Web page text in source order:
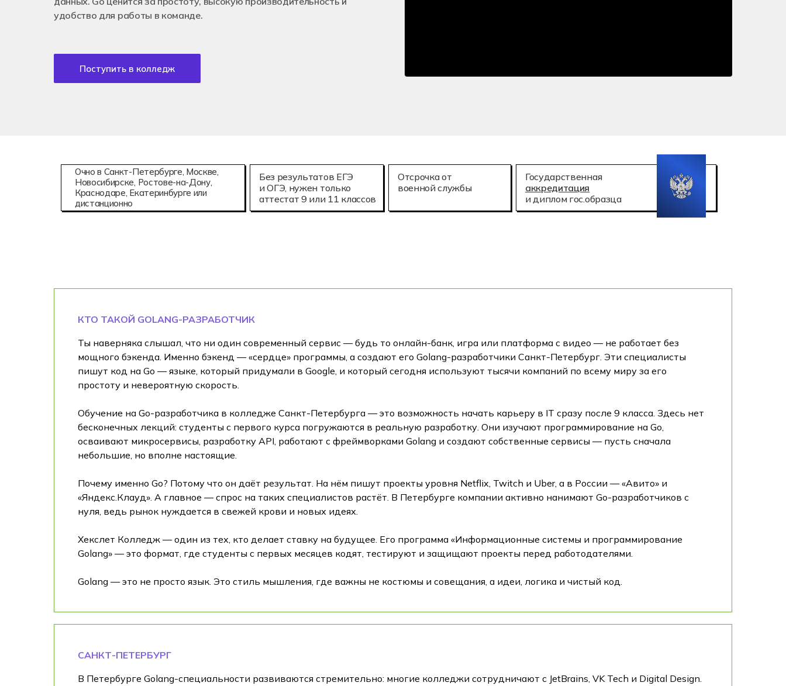
удобство для работы в команде.
Поступить в колледж
Государственная
аккредитация
и диплом гос.образца
Отсрочка от
военной службы
Без результатов ЕГЭ
и ОГЭ, нужен только
аттестат 9 или 11 классов
Очно в Санкт-Петербурге, Москве,
Новосибирске, Ростове-на-Дону,
Краснодаре, Екатеринбурге или
дистанционно
КТО ТАКОЙ GOLANG-РАЗРАБОТЧИК
Ты наверняка слышал, что ни один современный сервис — будь то онлайн-банк, игра или платформа с видео — не работает без
мощного бэкенда. Именно бэкенд — «сердце» программы, а создают его Golang-разработчики Санкт-Петербург. Эти специалисты
пишут код на Go — языке, который придумали в Google, и который сегодня используют тысячи компаний по всему миру за его
простоту и невероятную скорость.
Обучение на Go-разработчика в колледже Санкт-Петербурга — это возможность начать карьеру в IT сразу после 9 класса. Здесь нет
бесконечных лекций: студенты с первого курса погружаются в реальную разработку. Они изучают программирование на Go,
осваивают микросервисы, разработку API, работают с фреймворками Golang и создают собственные сервисы — пусть сначала
небольшие, но вполне настоящие.
Почему именно Go? Потому что он даёт результат. На нём пишут проекты уровня Netflix, Twitch и Uber, а в России — «Авито» и
«Яндекс.Клауд». А главное — спрос на таких специалистов растёт. В Петербурге компании активно нанимают Go-разработчиков с
нуля, ведь рынок нуждается в свежей крови и новых идеях.
Хекслет Колледж — один из тех, кто делает ставку на будущее. Его программа «Информационные системы и программирование
Golang» — это формат, где студенты с первых месяцев кодят, тестируют и защищают проекты перед работодателями.
Golang — это не просто язык. Это стиль мышления, где важны не костюмы и совещания, а идеи, логика и чистый код.
САНКТ-ПЕТЕРБУРГ
В Петербурге Golang-специальности развиваются стремительно: многие колледжи сотрудничают с JetBrains, VK Tech и Digital Design.